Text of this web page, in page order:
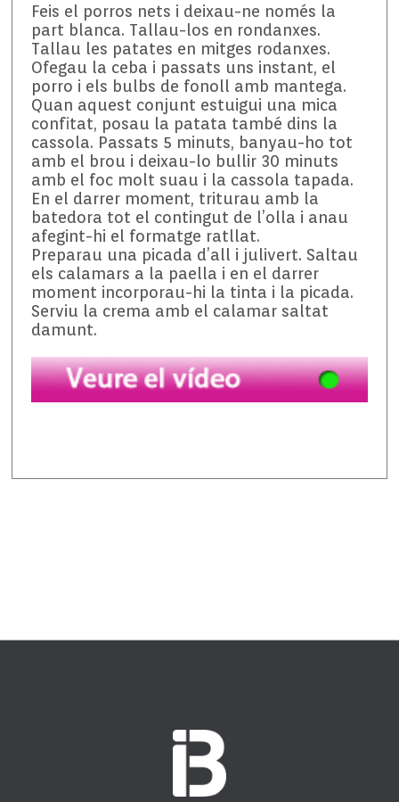
Feis el porros nets i deixau-ne només la
part blanca. Tallau-los en rondanxes.
Tallau les patates en mitges rodanxes.
Ofegau la ceba i passats uns instant, el
porro i els bulbs de fonoll amb mantega.
Quan aquest conjunt estuigui una mica
confitat, posau la patata també dins la
cassola. Passats 5 minuts, banyau-ho tot
amb el brou i deixau-lo bullir 30 minuts
amb el foc molt suau i la cassola tapada.
En el darrer moment, triturau amb la
batedora tot el contingut de l’olla i anau
afegint-hi el formatge ratllat.
Preparau una picada d’all i julivert. Saltau
els calamars a la paella i en el darrer
moment incorporau-hi la tinta i la picada.
Serviu la crema amb el calamar saltat
damunt.